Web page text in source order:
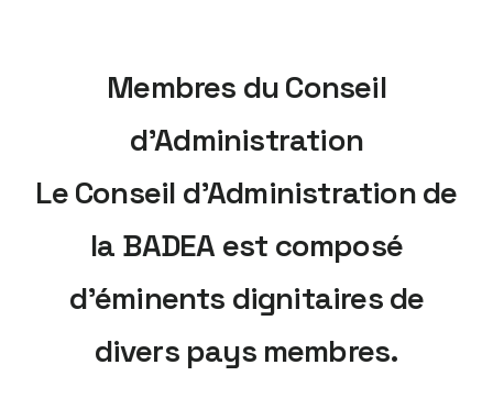
Membres du Conseil
d’Administration
Le Conseil d’Administration de
la BADEA est composé
d’éminents dignitaires de
divers pays membres.